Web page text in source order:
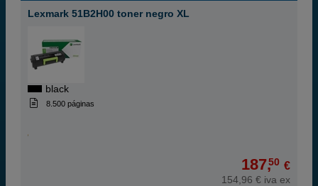
Lexmark 51B2H00 toner negro XL
black
8.500 páginas
187,50 €
154,96 € iva ex